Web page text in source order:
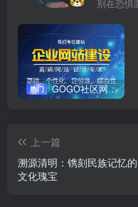
别在恐惧
热门 GOGO社区网站搭建(自助服务)
上一篇
溯源清明：镌刻民族记忆的
文化瑰宝